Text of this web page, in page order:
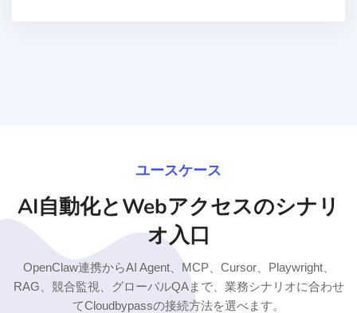
ユースケース
AI自動化とWebアクセスのシナリ
オ入口
OpenClaw連携からAI Agent、MCP、Cursor、Playwright、
RAG、競合監視、グローバルQAまで、業務シナリオに合わせ
てCloudbypassの接続方法を選べます。